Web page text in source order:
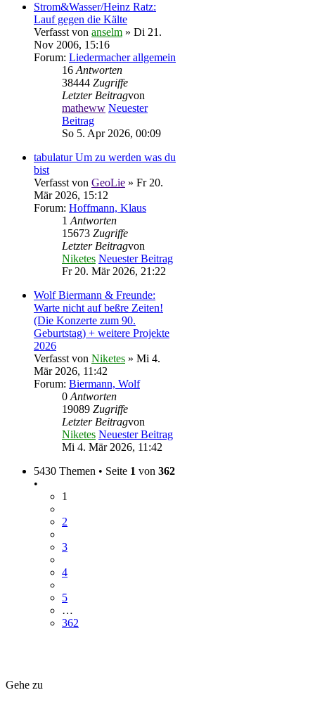
Strom&Wasser/Heinz Ratz:
Lauf gegen die Kälte
Verfasst von anselm » Di 21.
Nov 2006, 15:16
Forum: Liedermacher allgemein
16 Antworten
38444 Zugriffe
Letzter Beitragvon
matheww Neuester
Beitrag
So 5. Apr 2026, 00:09
tabulatur Um zu werden was du
bist
Verfasst von GeoLie » Fr 20.
Mär 2026, 15:12
Forum: Hoffmann, Klaus
1 Antworten
15673 Zugriffe
Letzter Beitragvon
Niketes Neuester Beitrag
Fr 20. Mär 2026, 21:22
Wolf Biermann & Freunde:
Warte nicht auf beßre Zeiten!
(Die Konzerte zum 90.
Geburtstag) + weitere Projekte
2026
Verfasst von Niketes » Mi 4.
Mär 2026, 11:42
Forum: Biermann, Wolf
0 Antworten
19089 Zugriffe
Letzter Beitragvon
Niketes Neuester Beitrag
Mi 4. Mär 2026, 11:42
5430 Themen • Seite 1 von 362
•
1
2
3
4
5
…
362
Gehe zu